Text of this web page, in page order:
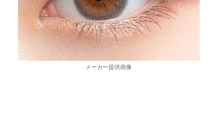
メーカー提供画像